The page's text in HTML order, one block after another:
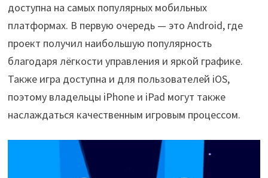
доступна на самых популярных мобильных
платформах. В первую очередь — это Android, где
проект получил наибольшую популярность
благодаря лёгкости управления и яркой графике.
Также игра доступна и для пользователей iOS,
поэтому владельцы iPhone и iPad могут также
наслаждаться качественным игровым процессом.